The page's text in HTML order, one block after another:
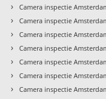
› Camera inspectie
› Camera inspectie
› Camera inspectie
› Camera inspectie
› Camera inspectie
› Camera inspectie
› Camera inspectie